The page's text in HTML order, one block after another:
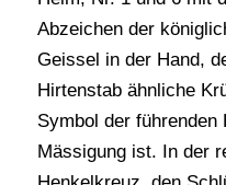
Abzeichen der
Geissel in der Hand,
Hirtenstab ähnliche
Symbol der führenden
Mässigung ist. In der